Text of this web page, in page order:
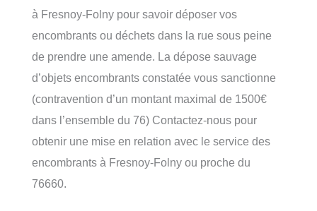
à Fresnoy-Folny pour savoir déposer vos
encombrants ou déchets dans la rue sous peine
de prendre une amende. La dépose sauvage
d’objets encombrants constatée vous sanctionne
(contravention d’un montant maximal de 1500€
dans l’ensemble du 76) Contactez-nous pour
obtenir une mise en relation avec le service des
encombrants à Fresnoy-Folny ou proche du
76660.